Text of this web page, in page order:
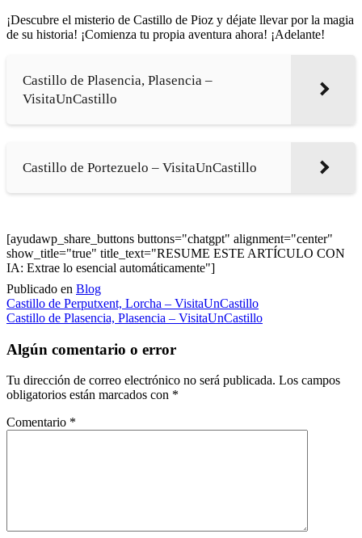
¡Descubre el misterio de Castillo de Pioz y déjate llevar por la magia
de su historia! ¡Comienza tu propia aventura ahora! ¡Adelante!
Castillo de Plasencia, Plasencia –
VisitaUnCastillo
Castillo de Portezuelo – VisitaUnCastillo
[ayudawp_share_buttons buttons="chatgpt" alignment="center"
show_title="true" title_text="RESUME ESTE ARTÍCULO CON
IA: Extrae lo esencial automáticamente"]
Publicado en Blog
Navegación
de
entradas
Castillo de Perputxent, Lorcha – VisitaUnCastillo
Castillo de Plasencia, Plasencia – VisitaUnCastillo
Algún comentario o error
Tu dirección de correo electrónico no será publicada. Los campos
obligatorios están marcados con *
Comentario *